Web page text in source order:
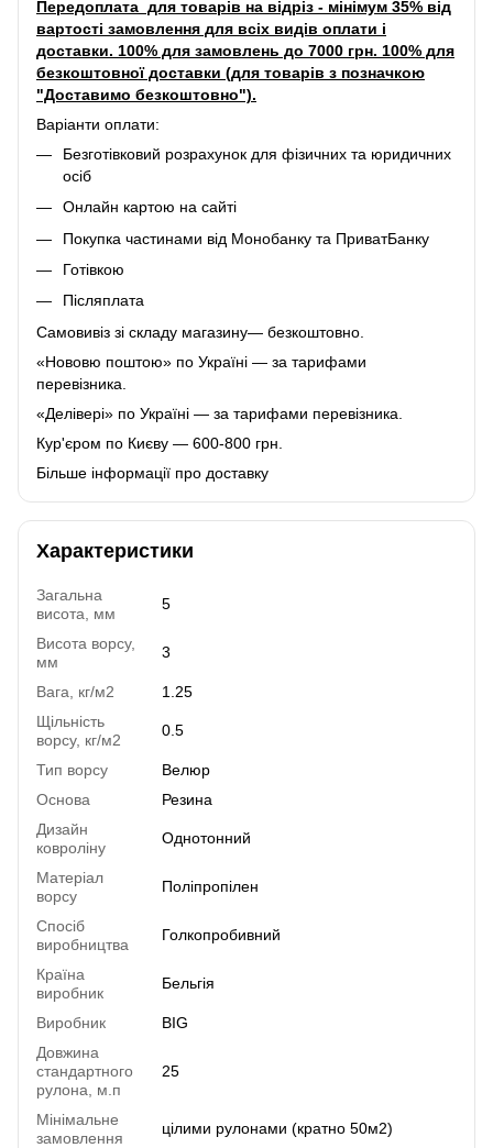
Передоплата для товарів на відріз - мінімум 35% від
вартості замовлення для всіх видів оплати і
доставки. 100% для замовлень до 7000 грн. 100% для
безкоштовної доставки (для товарів з позначкою
"Доставимо безкоштовно").
Варіанти оплати:
Безготівковий розрахунок для фізичних та юридичних
осіб
Онлайн картою на сайті
Покупка частинами від Монобанку та ПриватБанку
Готівкою
Післяплата
Самовивіз зі складу магазину— безкоштовно.
«Нововю поштою» по Україні — за тарифами
перевізника.
«Делівері» по Україні — за тарифами перевізника.
Кур'єром по Києву — 600-800 грн.
Більше інформації про доставку
Характеристики
Загальна
висота, мм
5
Висота ворсу,
мм
3
Вага, кг/м2
1.25
Щільність
ворсу, кг/м2
0.5
Тип ворсу
Велюр
Основа
Резина
Дизайн
ковроліну
Однотонний
Матеріал
ворсу
Поліпропілен
Спосіб
виробництва
Голкопробивний
Країна
виробник
Бельгія
Виробник
BIG
Довжина
стандартного
рулона, м.п
25
Мінімальне
замовлення
цілими рулонами (кратно 50м2)